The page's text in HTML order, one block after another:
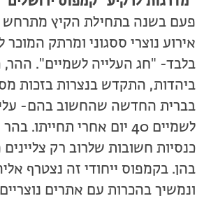
פעם בשנה בתחילת הקיץ מתרחש
אירוע נוצרי ססגוני ומרתק המוכר
בלבד- "חג העלייה לשמיים".
ביהדות, התקדש בנצרות בזכות
בברית החדשה שהחשוב בהם-
לשמיים 40 יום אחרי תחייתו.
כנסיות חשובות שלרוב רק
בהן. בקמפוס ייחודי זה נצטרף
ונמשיך בהכרות עם אתרים